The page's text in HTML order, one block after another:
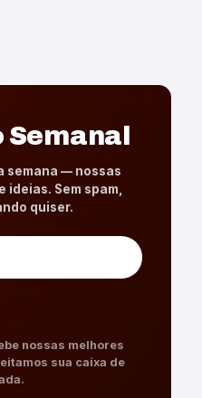
Semanal
semana — nossas
Sem spam,
quiser.
nossas melhores
sua caixa de